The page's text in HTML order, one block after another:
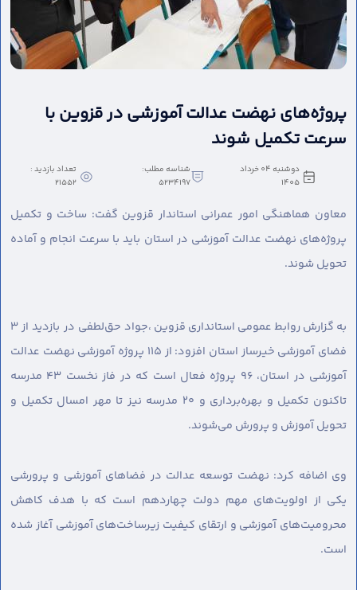
پروژه‌های نهضت عدالت آموزشی در قزوین با
سرعت تکمیل شوند
دوشنبه 04 خرداد
1405
شناسه مطلب:
5234197
تعداد بازدید :
21552
معاون هماهنگی امور عمرانی استاندار قزوین گفت: ساخت و‌ تکمیل
پروژه‌های نهضت عدالت آموزشی در استان باید با سرعت انجام و آماده
تحویل شوند.
به گزارش روابط عمومی استانداری قزوین ،
جواد حق‌لطفی در بازدید از ۳
فضای آموزشی خیرساز استان افزود: از ۱۱۵ پروژه آموزشی نهضت عدالت
آموزشی در استان، ۹۶ پروژه فعال است که در فاز نخست ۴۳ مدرسه
تاکنون‌ تکمیل ‌و بهره‌برداری و ۲۰ مدرسه نیز تا مهر امسال تکمیل و
تحویل آموزش و پرورش می‌شوند.
وی اضافه کرد: نهضت توسعه عدالت در فضاهای آموزشی و پرورشی
یکی از اولویت‌های مهم دولت چهاردهم است که با هدف کاهش
محرومیت‌های آموزشی و ارتقای کیفیت زیرساخت‌های آموزشی آغاز شده
است.